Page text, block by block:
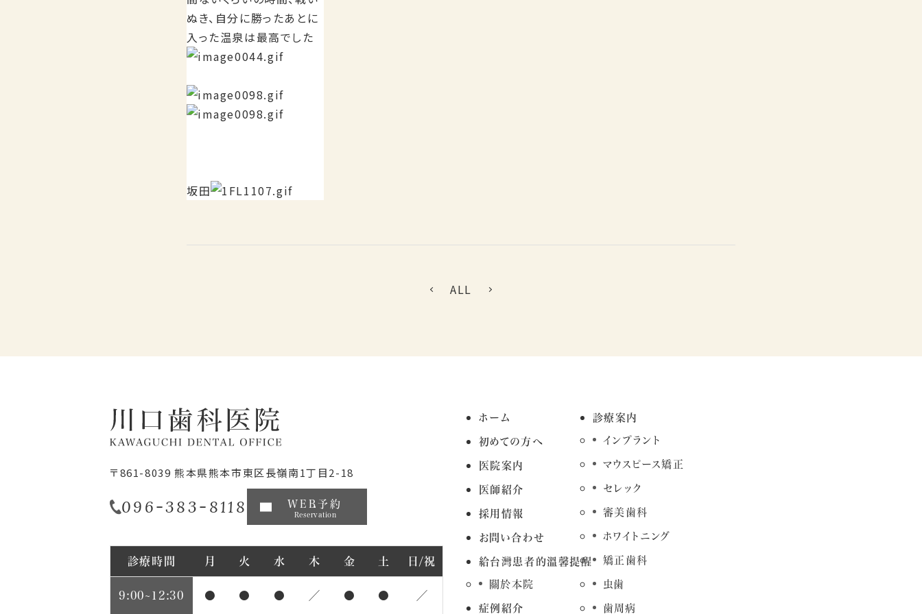
ぬき、自分に勝ったあとに
入った温泉は最高でした
坂田
ALL
〒861-8039 熊本県熊本市東区長嶺南1丁目2-18
096-383-8118 WEB予約
Reservation
診療時間 月 火 水 木 金 土 日/祝
9:00~12:30 ● ● ● ／ ● ● ／
ホーム
初めての方へ
医院案内
医師紹介
採用情報
お問い合わせ
給台灣患者的溫馨提醒
關於本院
症例紹介
診療案内
インプラント
マウスピース矯正
セレック
審美歯科
ホワイトニング
矯正歯科
虫歯
歯周病